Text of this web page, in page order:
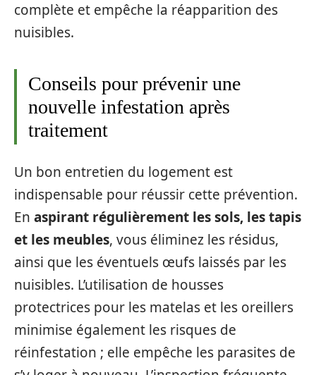
complète et empêche la réapparition des
nuisibles.
Conseils pour prévenir une
nouvelle infestation après
traitement
Un bon entretien du logement est
indispensable pour réussir cette prévention.
En aspirant régulièrement les sols, les tapis
et les meubles, vous éliminez les résidus,
ainsi que les éventuels œufs laissés par les
nuisibles. L’utilisation de housses
protectrices pour les matelas et les oreillers
minimise également les risques de
réinfestation ; elle empêche les parasites de